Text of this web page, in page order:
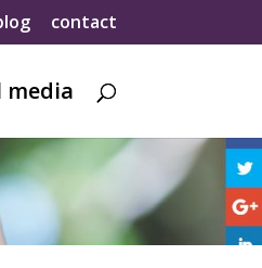
contact
media